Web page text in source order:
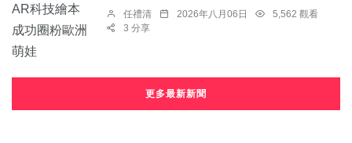
任禮清 2026年八月06日
5,562 觀看
3 分享
更多最新新聞